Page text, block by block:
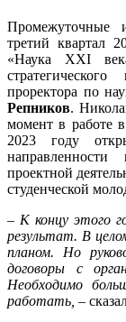
Промежуточные
третий квартал
«Наука XXI
проректора по
Репников.
момент в работе
2023 году
проектной
студенческой
– К концу этого
результат. В
планом. Но
договоры с
Необходимо
работать, –